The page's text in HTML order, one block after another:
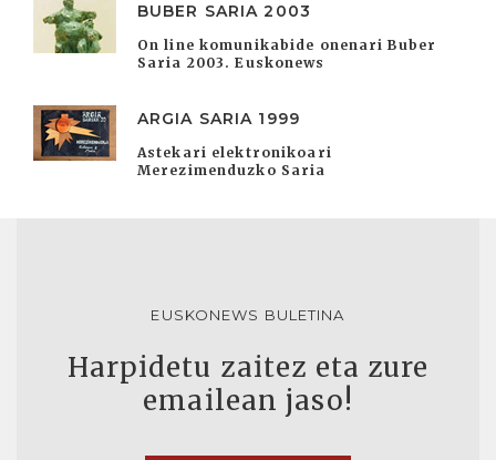
BUBER SARIA 2003
On line komunikabide onenari Buber
Saria 2003. Euskonews
ARGIA SARIA 1999
Astekari elektronikoari
Merezimenduzko Saria
EUSKONEWS BULETINA
Harpidetu zaitez eta zure
emailean jaso!